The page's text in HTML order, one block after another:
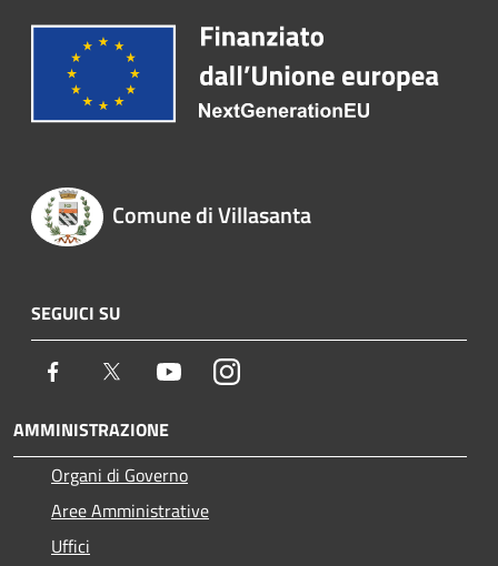
Comune di Villasanta
SEGUICI SU
Facebook Twitter YoutubeInstagram
AMMINISTRAZIONE
Organi di Governo
Aree Amministrative
Uffici